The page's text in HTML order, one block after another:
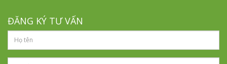
ĐĂNG KÝ TƯ VẤN